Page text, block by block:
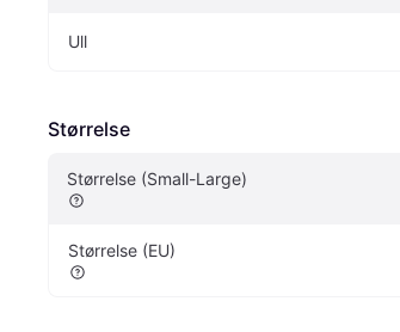
Ull
Størrelse
Størrelse (Small-Large)
Størrelse (EU)